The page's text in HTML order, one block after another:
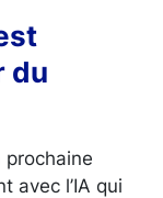
du
avec l’IA qui